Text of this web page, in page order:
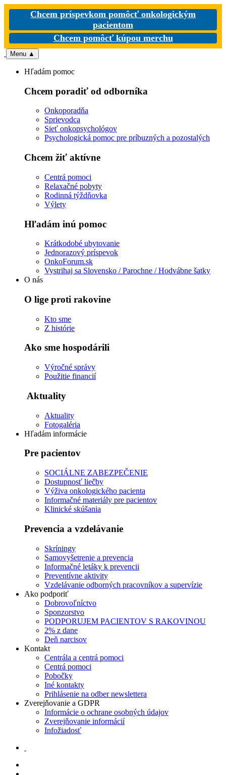
Chcem príspevkom pomôcť onkologickým
pacientom
Chcem pomôcť kúpou merchu
Menu ▲
Hľadám pomoc
Chcem poradiť od odborníka
Onkoporadňa
Sprievodca
Sieť onkopsychológov
Psychologická pomoc pre príbuzných a pozostalých
Chcem žiť aktívne
Centrá pomoci
Relaxačné pobyty
Rodinná týždňovka
Výlety
Hľadám inú pomoc
Krátkodobé ubytovanie
Jednorazový príspevok
OnkoForum.sk
Vystrihaj sa Slovensko / Parochne / Hodvábne šatky
O nás
O lige proti rakovine
Kto sme
Z histórie
Ako sme hospodárili
Výročné správy
Použitie financií
Aktuality
Aktuality
Fotogaléria
Hľadám informácie
Pre pacientov
SOCIÁLNE ZABEZPEČENIE
Dostupnosť liečby
Výživa onkologického pacienta
Informačné materiály pre pacientov
Klinické skúšania
Prevencia a vzdelávanie
Skríningy
Samovyšetrenie a prevencia
Informačné letáky k prevencii
Preventívne aktivity
Vzdelávanie odborných pracovníkov a supervízie
Ako podporiť
Dobrovoľníctvo
Sponzorstvo
PODPORUJEM PACIENTOV S RAKOVINOU
2% z dane
Deň narcisov
Kontakt
Centrála a centrá pomoci
Centrá pomoci
Pobočky
Iné kontakty
Prihlásenie na odber newslettera
Zverejňovanie a GDPR
Informácie o ochrane osobných údajov
Zverejňovanie informácií
Infožiadosť